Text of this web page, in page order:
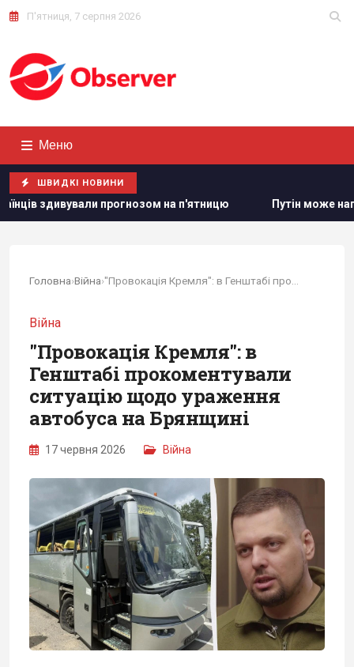
П'ятниця, 7 серпня 2026
Меню
ШВИДКІ НОВИНИ
прогнозом на п'ятницю Путін може напасти на НАТО
Головна›Війна›
Війна
"Провокація Кремля": в
Генштабі прокоментували
ситуацію щодо ураження
автобуса на Брянщині
17 червня 2026 Війна